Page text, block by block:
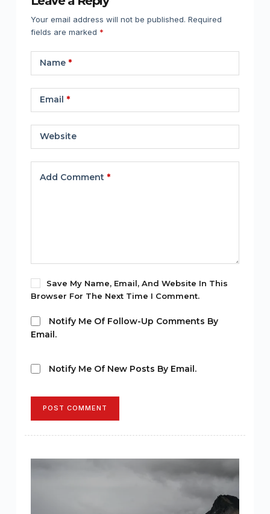
Your email address will not be published. Required
fields are marked *
Name*
Email *
Website
Add Comment *
Save My Name, Email, And Website In This
Browser For The Next Time I Comment.
Notify Me Of Follow-Up Comments By
Email.
Notify Me Of New Posts By Email.
POST COMMENT